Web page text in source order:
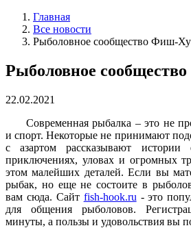
Главная
Все новости
Рыболовное сообщество Фиш-
Рыболовное
22.02.2021
Современная рыбалка – это не
и спорт. Некоторые не принимают
с азартом рассказывают
приключениях, уловах и огромных
этом малейших деталей. Если вы
рыбак, но еще не состоите в
вам сюда. Сайт fish-hook.ru - это
для общения рыболовов.
минуты, а пользы и удовольствия вы